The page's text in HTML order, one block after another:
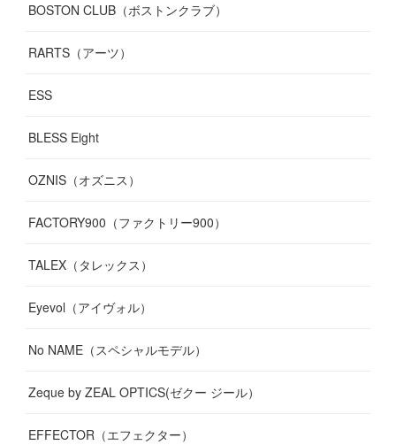
BOSTON CLUB（ボストンクラブ）
RARTS（アーツ）
ESS
BLESS Eight
OZNIS（オズニス）
FACTORY900（ファクトリー900）
TALEX（タレックス）
Eyevol（アイヴォル）
No NAME（スペシャルモデル）
Zeque by ZEAL OPTICS(ゼクー ジール）
EFFECTOR（エフェクター）